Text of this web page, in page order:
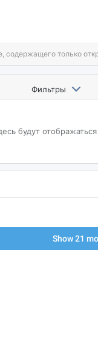
содержащего только
Фильтры
будут отображаться